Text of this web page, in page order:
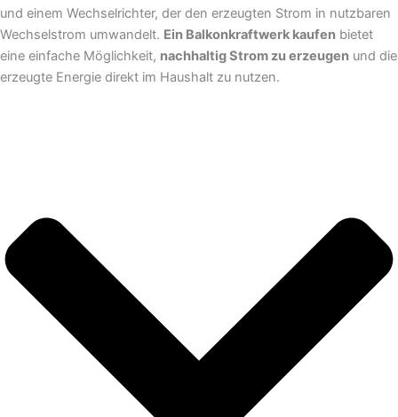
und einem Wechselrichter, der den erzeugten Strom in nutzbaren
Wechselstrom umwandelt. Ein Balkonkraftwerk kaufen bietet
eine einfache Möglichkeit, nachhaltig Strom zu erzeugen und die
erzeugte Energie direkt im Haushalt zu nutzen.